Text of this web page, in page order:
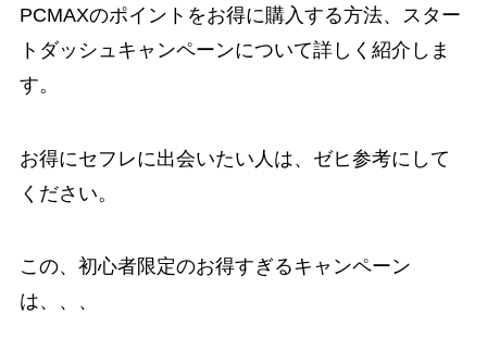
PCMAXのポイントをお得に購入する方法、スター
トダッシュキャンペーンについて詳しく紹介しま
す。
お得にセフレに出会いたい人は、ゼヒ参考にして
ください。
この、初心者限定のお得すぎるキャンペーン
は、、、